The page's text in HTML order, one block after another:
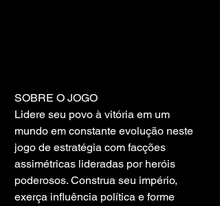
SOBRE O JOGO
Lidere seu povo à vitória em um
mundo em constante evolução neste
jogo de estratégia com facções
assimétricas lideradas por heróis
poderosos. Construa seu império,
exerça influência política e forme